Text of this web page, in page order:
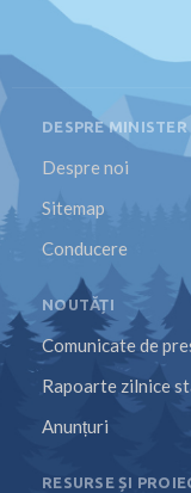
DESPRE MINISTER
Despre noi
Sitemap
Conducere
NOUTĂȚI
Comunicate de
Rapoarte zilnice
Anunțuri
RESURSE ȘI